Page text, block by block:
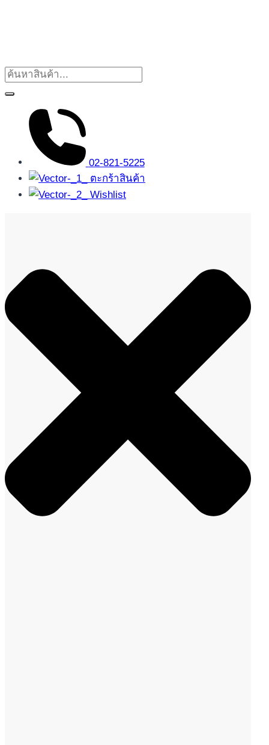
02-821-5225
ตะกร้าสินค้า
Wishlist